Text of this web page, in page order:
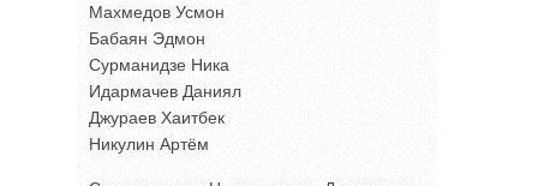
Махмедов Усмон
Бабаян Эдмон
Сурманидзе Ника
Идармачев Даниял
Джураев Хаитбек
Никулин Артём